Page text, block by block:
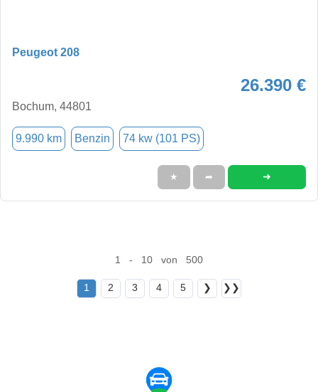
Peugeot 208
26.390 €
Bochum, 44801
9.990 km Benzin 74 kw (101 PS)
★ ➦ ➜
1 - 10 von 500
1 2 3 4 5 ❯ ❯❯